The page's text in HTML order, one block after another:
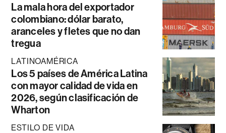
La mala hora del exportador
colombiano: dólar barato,
aranceles y fletes que no dan
tregua
LATINOAMÉRICA
Los 5 países de América Latina
con mayor calidad de vida en
2026, según clasificación de
Wharton
ESTILO DE VIDA